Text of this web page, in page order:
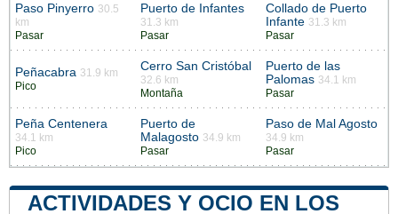
Paso Pinyerro 30.5
km
Pasar
Puerto de Infantes
31.3 km
Pasar
Collado de Puerto
Infante 31.3 km
Pasar
Peñacabra 31.9 km
Pico
Cerro San Cristóbal
32.6 km
Montaña
Puerto de las
Palomas 34.1 km
Pasar
Peña Centenera
34.1 km
Pico
Puerto de
Malagosto 34.9 km
Pasar
Paso de Mal Agosto
34.9 km
Pasar
ACTIVIDADES Y OCIO EN LOS